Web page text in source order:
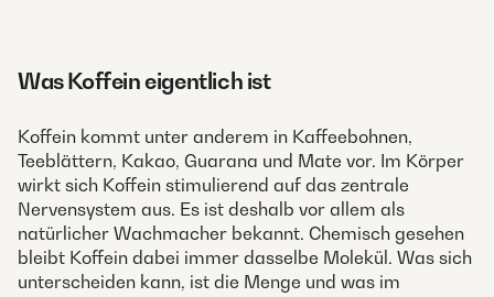
Was Koffein eigentlich ist
Koffein kommt unter anderem in Kaffeebohnen,
Teeblättern, Kakao, Guarana und Mate vor. Im Körper
wirkt sich Koffein stimulierend auf das zentrale
Nervensystem aus. Es ist deshalb vor allem als
natürlicher Wachmacher bekannt. Chemisch gesehen
bleibt Koffein dabei immer dasselbe Molekül. Was sich
unterscheiden kann, ist die Menge und was im